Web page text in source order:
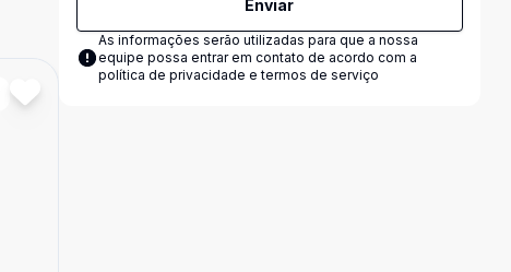
Enviar
As informações serão utilizadas para que a nossa
equipe possa entrar em contato de acordo com a
política de privacidade e termos de serviço